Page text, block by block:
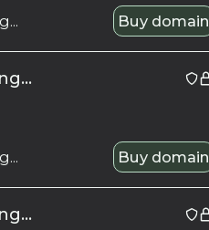
Buy domain
Buy domain